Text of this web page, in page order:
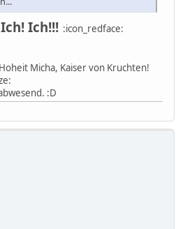
Ich!!! :icon_redface:
Micha, Kaiser von Kruchten!
:D